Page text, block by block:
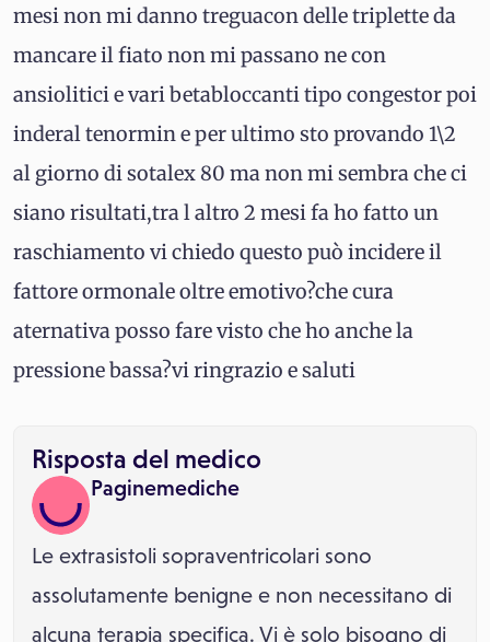
mesi non mi danno treguacon delle triplette da
mancare il fiato non mi passano ne con
ansiolitici e vari betabloccanti tipo congestor poi
inderal tenormin e per ultimo sto provando 1\2
al giorno di sotalex 80 ma non mi sembra che ci
siano risultati,tra l altro 2 mesi fa ho fatto un
raschiamento vi chiedo questo può incidere il
fattore ormonale oltre emotivo?che cura
aternativa posso fare visto che ho anche la
pressione bassa?vi ringrazio e saluti
Risposta del medico
Paginemediche
Le extrasistoli sopraventricolari sono
assolutamente benigne e non necessitano di
alcuna terapia specifica. Vi è solo bisogno di